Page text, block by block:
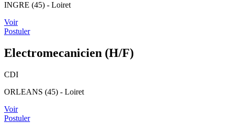
INGRE (45) - Loiret
Voir
Postuler
Electromecanicien (H/F)
CDI
ORLEANS (45) - Loiret
Voir
Postuler